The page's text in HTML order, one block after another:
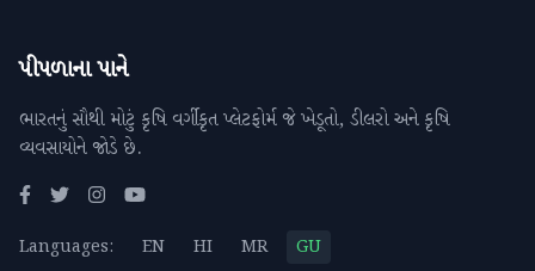
પીપળાના પાને
ભારતનું સૌથી મોટું કૃષિ વર્ગીકૃત પ્લેટફોર્મ જે ખેડૂતો, ડીલરો અને કૃષિ
વ્યવસાયોને જોડે છે.
Languages: EN HI MR GU